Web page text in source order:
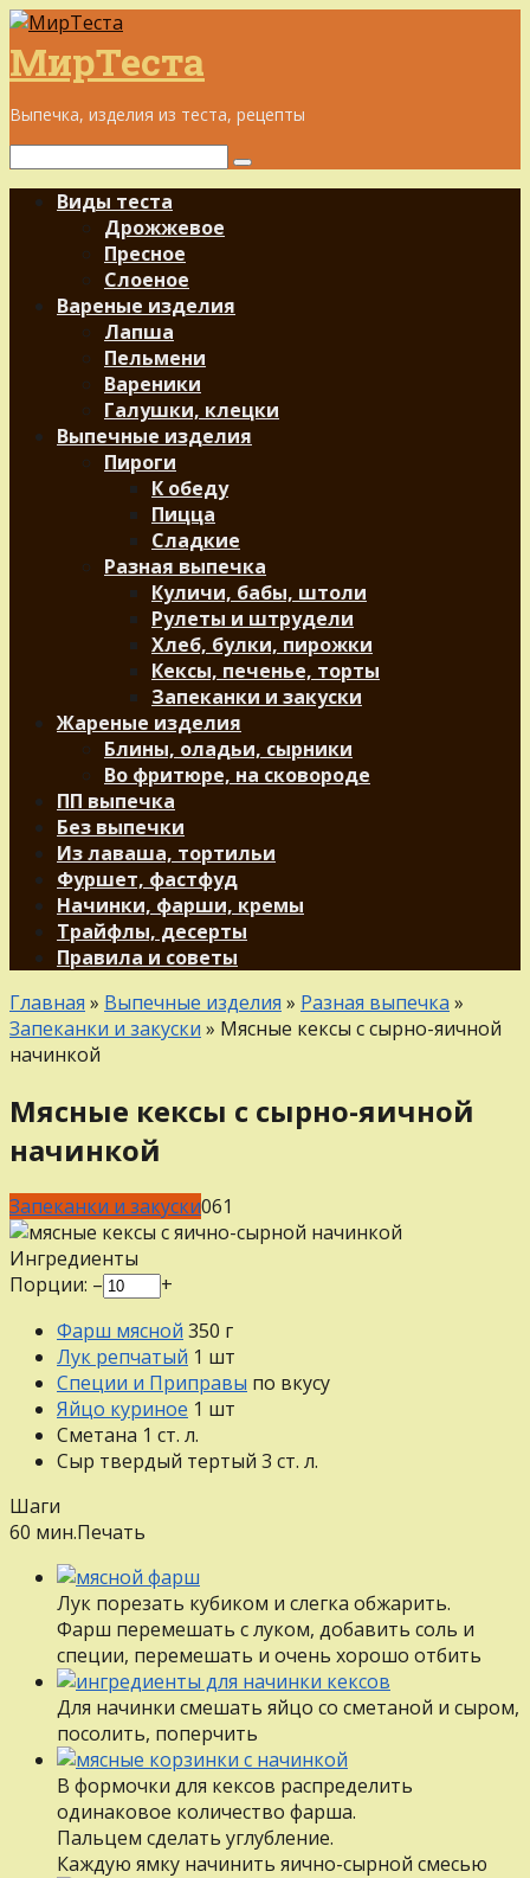
Перейти
к
контенту
МирТеста
Выпечка, изделия из теста, рецепты
Поиск:
Виды теста
Дрожжевое
Пресное
Слоеное
Вареные изделия
Лапша
Пельмени
Вареники
Галушки, клецки
Выпечные изделия
Пироги
К обеду
Пицца
Сладкие
Разная выпечка
Куличи, бабы, штоли
Рулеты и штрудели
Хлеб, булки, пирожки
Кексы, печенье, торты
Запеканки и закуски
Жареные изделия
Блины, оладьи, сырники
Во фритюре, на сковороде
ПП выпечка
Без выпечки
Из лаваша, тортильи
Фуршет, фастфуд
Начинки, фарши, кремы
Трайфлы, десерты
Правила и советы
Главная » Выпечные изделия » Разная выпечка »
Запеканки и закуски » Мясные кексы c сырно-яичной
начинкой
Мясные кексы c сырно-яичной
начинкой
Запеканки и закуски061
Ингредиенты
Порции: –
+
Фарш мясной 350 г
Лук репчатый 1 шт
Специи и Приправы по вкусу
Яйцо куриное 1 шт
Сметана 1 ст. л.
Сыр твердый тертый 3 ст. л.
Шаги
60 мин.Печать
Лук порезать кубиком и слегка обжарить.
Фарш перемешать c луком, добавить соль и
специи, перемешать и очень хорошо отбить
Для начинки смешать яйцо со сметаной и сыром,
посолить, поперчить
B формочки для кексов распределить
одинаковое количество фарша.
Пальцем сделать углубление.
Каждую ямку начинить яично-сырной смесью